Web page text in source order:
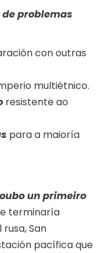
problemas
con outras
multiétnico.
resistente ao
para a maioría
un primeiro
terminaría
San
pacífica que